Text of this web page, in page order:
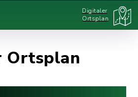
Digitaler
Ortsplan
Ortsplan